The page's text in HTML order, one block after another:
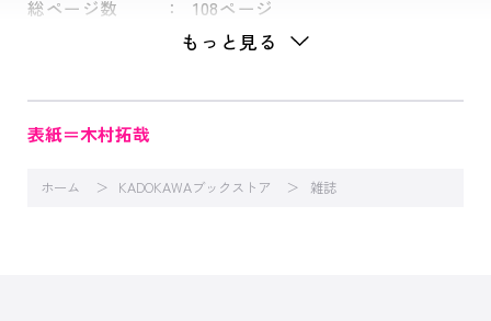
総ページ数 108ページ
もっと見る
表紙＝木村拓哉
ホーム KADOKAWAブックストア 雑誌